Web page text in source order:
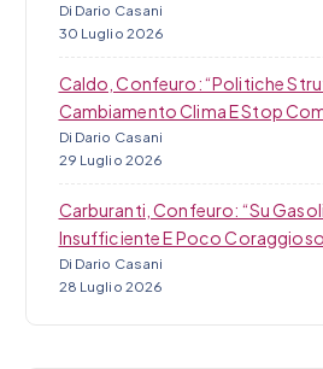
Di Dario Casani
30 Luglio 2026
Caldo, Confeuro: “Politiche
Cambiamento Clima E Stop
Di Dario Casani
29 Luglio 2026
Carburanti, Confeuro: “Su
Insufficiente E Poco
Di Dario Casani
28 Luglio 2026